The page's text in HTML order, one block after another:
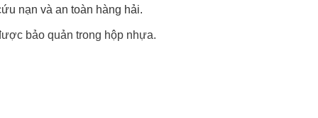
nạn và an toàn hàng hải.
bảo quản trong hộp nhựa.